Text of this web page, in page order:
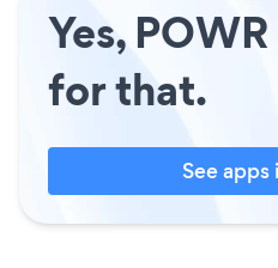
Yes,
for that.
See apps